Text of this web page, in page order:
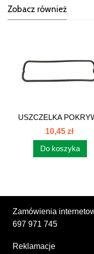
Zobacz również
USZCZELKA
ZAWORÓW 6-CYL...
10,45 zł
Do koszyka
Zamówienia
697 971 745
Reklamacje